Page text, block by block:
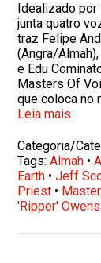
Idealizado por
junta quatro
traz Felipe
(Angra/
e Edu
Masters Of
que coloca no
Leia mais
Categoria/
Tags:Almah •
Earth •Jeff
Priest •
'Ripper' Owens